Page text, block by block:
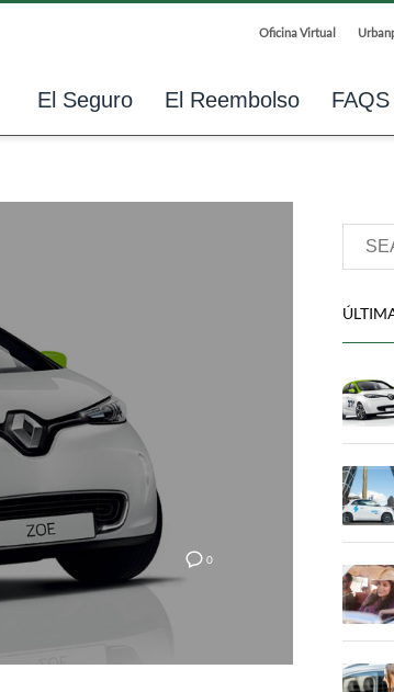
Oficina Virtual
El Seguro El Reembolso FAQS
0